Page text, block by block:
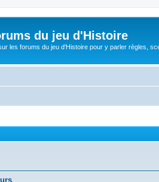
du jeu d'Histoire
les forums du jeu d'Histoire pour y parler règles,